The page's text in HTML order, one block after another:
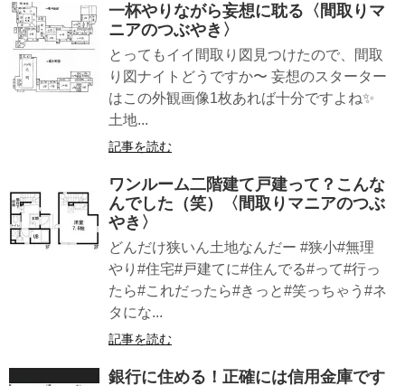
一杯やりながら妄想に耽る〈間取りマ
ニアのつぶやき〉
とってもイイ間取り図見つけたので、間取
り図ナイトどうですか〜 妄想のスターター
はこの外観画像1枚あれば十分ですよね✨
土地...
記事を読む
ワンルーム二階建て戸建って？こんな
んでした（笑）〈間取りマニアのつぶ
やき〉
どんだけ狭いん土地なんだー #狭小#無理
やり#住宅#戸建てに#住んでる#って#行っ
たら#これだったら#きっと#笑っちゃう#ネ
タにな...
記事を読む
銀行に住める！正確には信用金庫です